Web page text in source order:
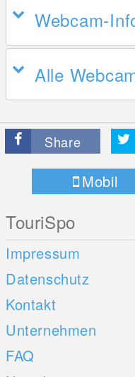
Webcam-
Alle
Share
Mobil
TouriSpo
Impressum
Datenschutz
Kontakt
Unternehmen
FAQ